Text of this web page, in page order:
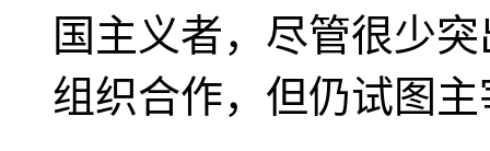
国主义者，尽管很少
组织合作，但仍试图